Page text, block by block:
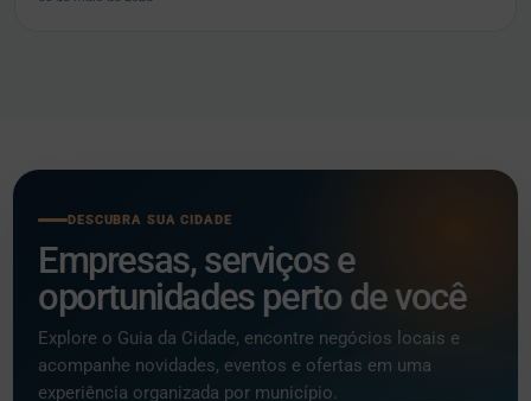
DESCUBRA SUA CIDADE
Empresas, serviços e
oportunidades perto de você
Explore o Guia da Cidade, encontre negócios locais e
acompanhe novidades, eventos e ofertas em uma
experiência organizada por município.